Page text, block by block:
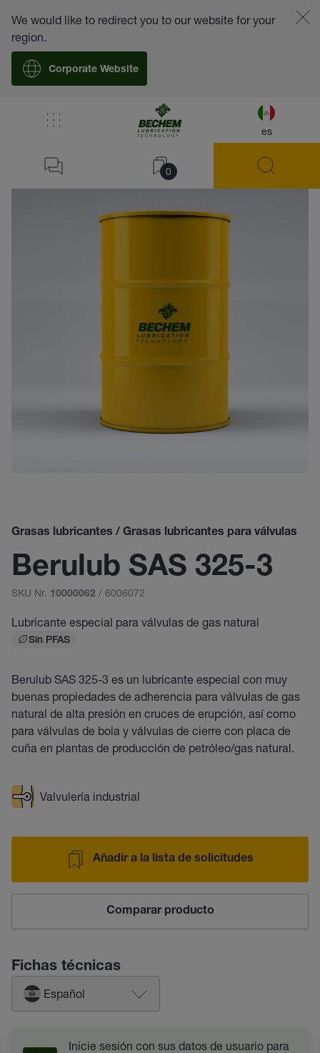
es
0
We would like to redirect you to our website for your
region.
Corporate Website
Grasas lubricantes / Grasas lubricantes para válvulas
Berulub SAS 325-3
SKU Nr. 10000062 / 6006072
Lubricante especial para válvulas de gas natural
Sin PFAS
Berulub SAS 325-3 es un lubricante especial con muy
buenas propiedades de adherencia para válvulas de gas
natural de alta presión en cruces de erupción, así como
para válvulas de bola y válvulas de cierre con placa de
cuña en plantas de producción de petróleo/gas natural.
Valvulería industrial
Añadir a la lista de solicitudes
Comparar producto
Fichas técnicas
Español
Inicie sesión con sus datos de usuario para